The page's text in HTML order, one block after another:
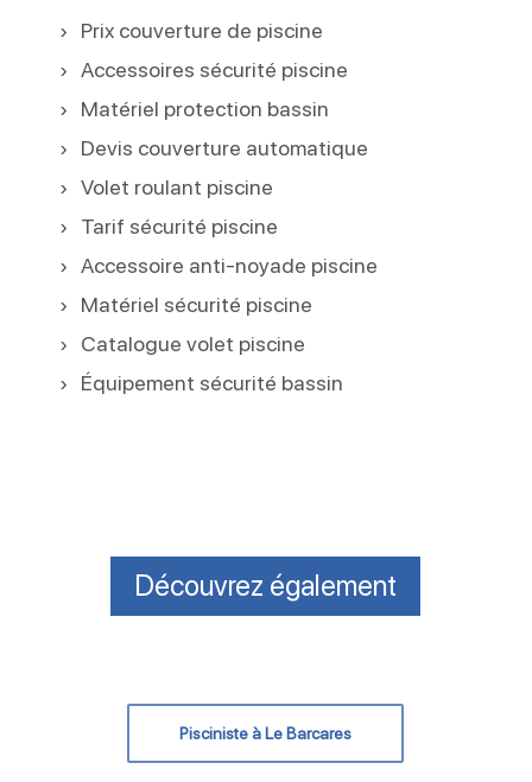
Prix couverture de piscine
Accessoires sécurité piscine
Matériel protection bassin
Devis couverture automatique
Volet roulant piscine
Tarif sécurité piscine
Accessoire anti-noyade piscine
Matériel sécurité piscine
Catalogue volet piscine
Équipement sécurité bassin
Découvrez également
Pisciniste à Le Barcares